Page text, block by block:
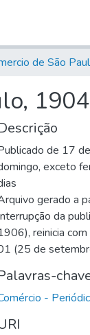
de São
de 17
exceto
gerado a
da
reinicia
(25 de
-